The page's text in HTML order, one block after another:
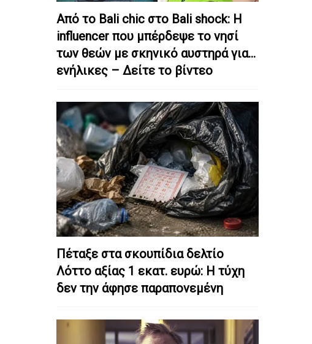
Από το Bali chic στο Bali shock: Η
influencer που μπέρδεψε το νησί
των θεών με σκηνικό αυστηρά για…
ενήλικες – Δείτε το βίντεο
Πέταξε στα σκουπίδια δελτίο
Λόττο αξίας 1 εκατ. ευρώ: Η τύχη
δεν την άφησε παραπονεμένη